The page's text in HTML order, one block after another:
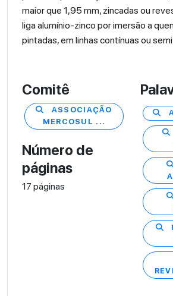
maior que 1,95 mm, zincadas ou
liga alumínio-zinco por imersão a
pintadas, em linhas contínuas ou
Comitê
ASSOCIAÇÃO
MERCOSUL ...
Número de
páginas
17 páginas